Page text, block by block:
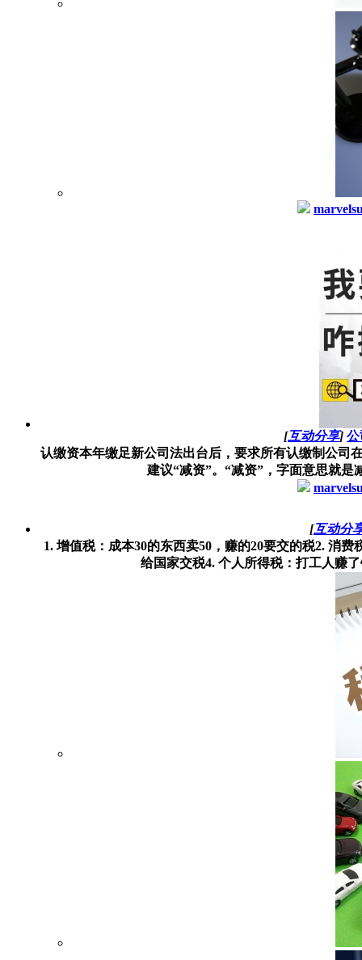
[互动分享]
认缴资本年缴足新公司法出台后，要求所有认缴制公司
建议“减资”。“减资”，字面意思就
[互动分
1. 增值税：成本30的东西卖50，赚的20要交的税2. 消
给国家交税4. 个人所得税：打工人赚